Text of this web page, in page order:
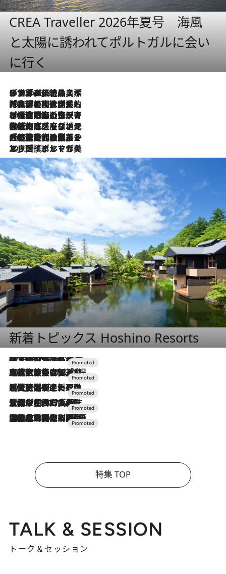
CREA Traveller 2026年夏号 海風
と太陽に誘われてポルトガルに会い
に行く
2026.8.8
リスボンの絶品スイーツ「パステル・デ・ナタ」とは？ポルトガル伝統の奥深い世界へ
2026.7.27
「私の祖国はポルトガル語です」国民的詩人フェルナンド・ペソアと、彼が愛した文学の街を歩く
2026.7.26
ポルトガル近海が育む極上の海の幸。キリリと冷えた白ワインと愉しむ、シーフード専門店の贅沢
2026.7.22
伝統の味をモダンに昇華。高感度な地元客が集う、リスボンの最旬ガストロノミー
2026.7.21
大航海時代の栄華から、震災、独裁、そして革命へ。ポルトガル・首都リスボンの石畳に刻まれた「歴史の光と影」
2026.7.13
エッセイ・ヤマザキマリ「慎ましくも美しき国 ポルトガル」
新着トピックス Hoshino Resorts
2026.8.7
【トンボの足水浴】ヒノキの香りに包まれて涼感マックス！約13℃の湧水かけ流しを避暑地「星野温泉 トンボの湯」で体験
2026.7.31
【ホテル帰省】という選択肢をOMOが提案。家族とほどよい距離を保つには「昼は実家、夜は気兼ねなくホテルで！」
2026.7.24
【夏限定ディナーコース】旬を迎える稚鮎や花ズッキーニなどをイタリア・トスカーナの郷土料理の手法で満喫！
2026.7.17
「土佐和ハーブかき氷」がOMO7高知に登場！生姜、山椒、大葉など目にも舌にも涼を呼ぶ郷土の味
2026.7.10
NEW OPEN！【界 草津】名湯の地に誕生。趣の異なる2種の温泉と上州ならではの会席・蕎麦割烹など美食を味わう究極の癒やし旅
特集 TOP
TALK & SESSION
トーク＆セッション